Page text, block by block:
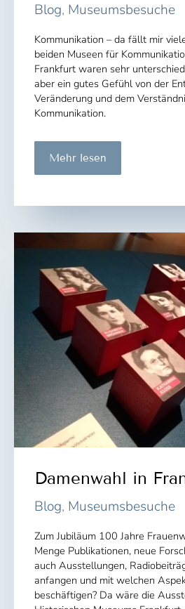
Blog, Museumsbesuche
Kommunikation – da fällt mir
beiden Museen für
Frankfurt waren sehr
aber ein gutes Gefühl von der
Veränderung und dem
Kommunikation.
Frankfurt
Berlin
Besuch
der
Kommunikation
Mehr lesen
Damenwahl in
Blog, Museumsbesuche
Zum Jubiläum 100 Jahre
Menge Publikationen, neue
auch Ausstellungen,
anfangen und mit welchen
beschäftigen? Da wäre die